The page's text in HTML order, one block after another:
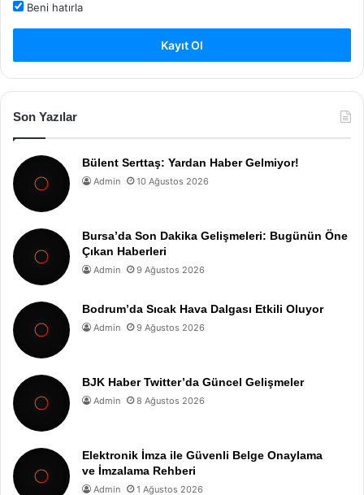
Beni hatırla
Kayıt Ol
Son Yazılar
Bülent Serttaş: Yardan Haber Gelmiyor!
Admin 10 Ağustos 2026
Bursa’da Son Dakika Gelişmeleri: Bugünün Öne
Çıkan Haberleri
Admin 9 Ağustos 2026
Bodrum’da Sıcak Hava Dalgası Etkili Oluyor
Admin 9 Ağustos 2026
BJK Haber Twitter’da Güncel Gelişmeler
Admin 8 Ağustos 2026
Elektronik İmza ile Güvenli Belge Onaylama
ve İmzalama Rehberi
Admin 1 Ağustos 2026